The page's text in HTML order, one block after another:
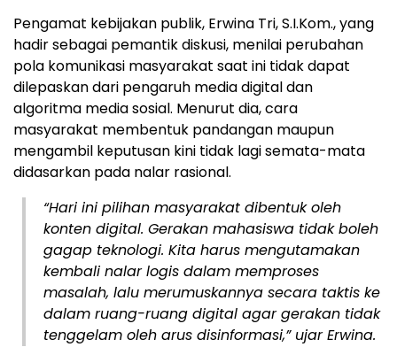
Pengamat kebijakan publik, Erwina Tri, S.I.Kom., yang
hadir sebagai pemantik diskusi, menilai perubahan
pola komunikasi masyarakat saat ini tidak dapat
dilepaskan dari pengaruh media digital dan
algoritma media sosial. Menurut dia, cara
masyarakat membentuk pandangan maupun
mengambil keputusan kini tidak lagi semata-mata
didasarkan pada nalar rasional.
“Hari ini pilihan masyarakat dibentuk oleh
konten digital. Gerakan mahasiswa tidak boleh
gagap teknologi. Kita harus mengutamakan
kembali nalar logis dalam memproses
masalah, lalu merumuskannya secara taktis ke
dalam ruang-ruang digital agar gerakan tidak
tenggelam oleh arus disinformasi,” ujar Erwina.